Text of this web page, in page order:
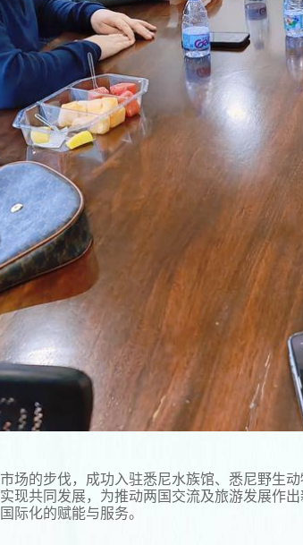
场的步伐，成功入驻悉尼水族馆、悉尼野生
现共同发展，为推动两国交流及旅游发展作
际化的赋能与服务。